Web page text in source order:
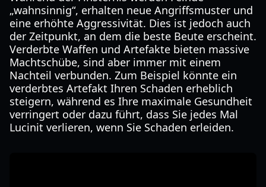
„wahnsinnig“, erhalten neue Angriffsmuster und
eine erhöhte Aggressivität. Dies ist jedoch auch
der Zeitpunkt, an dem die beste Beute erscheint.
Verderbte Waffen und Artefakte bieten massive
Machtschübe, sind aber immer mit einem
Nachteil verbunden. Zum Beispiel könnte ein
verderbtes Artefakt Ihren Schaden erheblich
steigern, während es Ihre maximale Gesundheit
verringert oder dazu führt, dass Sie jedes Mal
Lucinit verlieren, wenn Sie Schaden erleiden.